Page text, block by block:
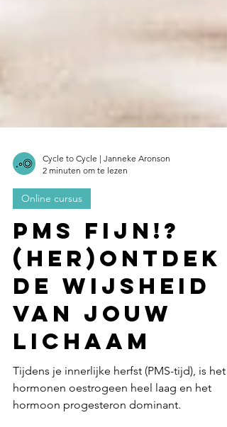
Cycle to Cycle | Janneke Aronson
2 minuten om te lezen
Online cursus
PMS fijn!?
(Her)Ontdek
de wijsheid
van jouw
lichaam